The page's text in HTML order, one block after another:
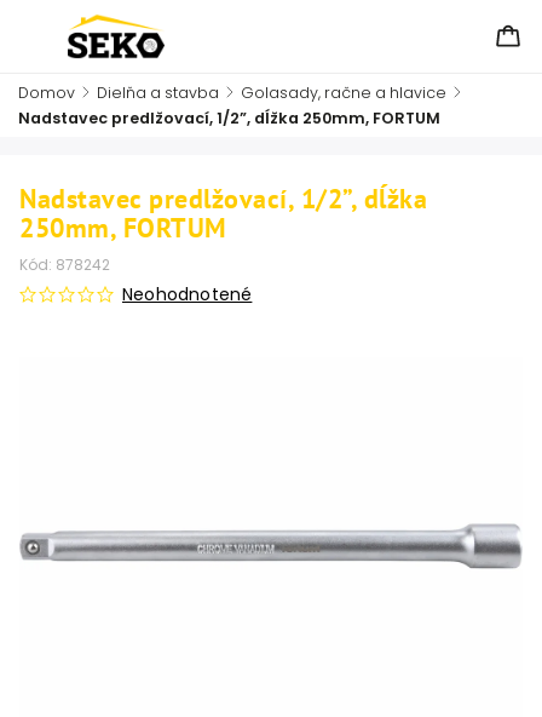
Domov / Dielňa a stavba / Golasady, račne a hlavice /
Nadstavec predlžovací, 1/2”, dĺžka 250mm, FORTUM
Nadstavec predlžovací, 1/2”, dĺžka
250mm, FORTUM
Kód: 878242
Neohodnotené